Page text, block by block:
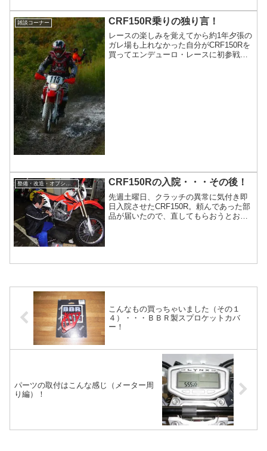
れません。(>_<)DCファンを付けても電
力不足で回らず、ACファン（100V～
125V仕様で最低70Vが必要）を回そうと
してもジェネレータ...
雑談コーナー CRF150R乗りの独り言！
レースの楽しみを覚えてから約1年夕張の
ガレ場も上れなかった自分がCRF150Rを
買ってエンデューロ・レースに初参戦。
整備・改造・オプション CRF150Rの入院・・・その後！
先週土曜日、クラッチの異常に気付き即
日入院させたCRF150R。頼んであった部
品が届いたので、直してもらおうとお店
ターポンプのネジを外して、パカンとケ
こんなもの買っちゃいました（その１
４）・・・ＢＢＲ製スプロケットカバ
ー！
パーツの取付はこんな感じ（メーター周
り編）！